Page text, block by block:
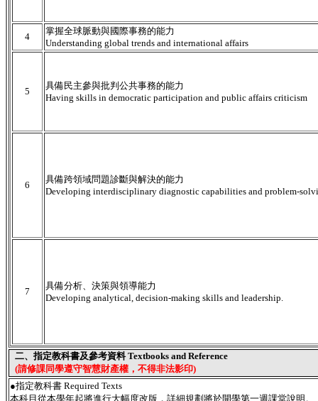
4
掌握全球脈動與國際事務的能力
Understanding global trends and international affairs
5
具備民主參與批判公共事務的能力
Having skills in democratic participation and public affairs criticism
6
具備跨領域問題診斷與解決的能力
Developing interdisciplinary diagnostic capabilities and problem-
7
具備分析、決策與領導能力
Developing analytical, decision-making skills and leadership.
二、指定教科書及參考資料 Textbooks and Reference
(請修課同學遵守智慧財產權，不得非法影印)
●指定教科書 Required Texts
本科目從本學年起將進行大幅度改版，詳細規劃將於開學第一週課堂說明。